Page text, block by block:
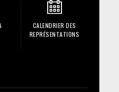
CALENDRIER DES
REPRÉSENTATIONS